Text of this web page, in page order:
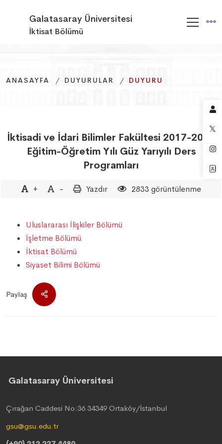
Galatasaray Üniversitesi
İktisat Bölümü
ANASAYFA DUYURULAR DUYURU
ANASAYFA DUYURULAR DUYURU
ANASAYFA DUYURULAR DUYURU
İktisadi ve İdari Bilimler Fakültesi 2017-2018
Eğitim-Öğretim Yılı Güz Yarıyılı Ders
Programları
+ - Yazdır 2833 görüntülenme
Uluslararası İlişkiler Bölümü
İşletme Bölümü
İktisat Bölümü
Siyaset Bilimi Bölümü
Paylaş
Galatasaray Üniversitesi
Çırağan Caddesi No:36 34349 Ortaköy/İstanbul
gsu@gsu.edu.tr